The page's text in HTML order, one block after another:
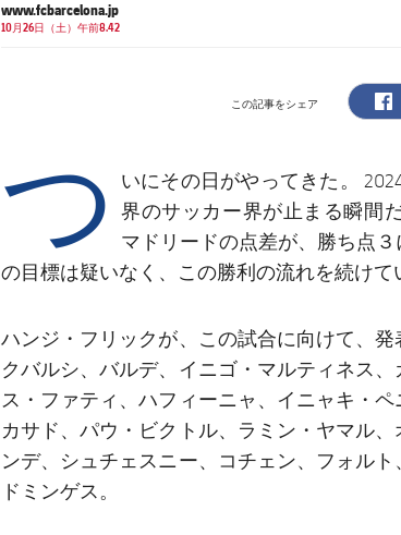
www.fcbarcelona.jp
10月26日（土）午前8.42
この記事をシェア
つ いにその日がやってきた。
界のサッカー界が止まる瞬間
マドリードの点差が、勝ち点
の目標は疑いなく、この勝利の流れを続けて
ハンジ・フリックが、この試合に向けて、発
クバルシ、バルデ、イニゴ・マルティネス
ス・ファティ、ハフィーニャ、イニャキ・ペ
カサド、パウ・ビクトル、ラミン・ヤマル
ンデ、シュチェスニー、コチェン、フォル
ドミンゲス。